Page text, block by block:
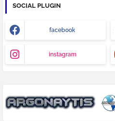
SOCIAL PLUGIN
facebook
instagram